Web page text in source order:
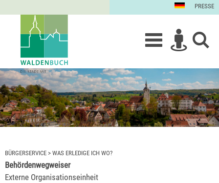
PRESSE
BÜRGERSERVICE > WAS ERLEDIGE ICH WO?
Behördenwegweiser
Externe Organisationseinheit